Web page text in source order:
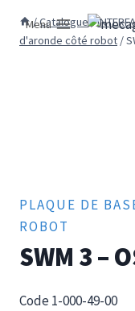
Menu
/Catalogue/
d'aronde côté robot /
PLAQUE DE
ROBOT
SWM 3 –
Code 1-000-49-00